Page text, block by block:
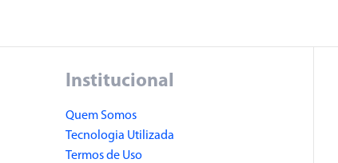
Institucional
Quem Somos
Tecnologia Utilizada
Termos de Uso